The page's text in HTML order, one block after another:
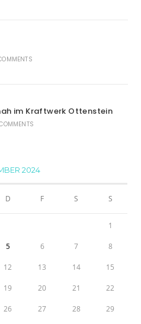
im Kraftwerk Ottenstein
2024
D F S S
1
5 6 7 8
12 13 14 15
19 20 21 22
26 27 28 29